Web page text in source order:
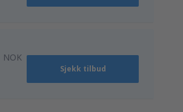
NOK
Sjekk tilbud